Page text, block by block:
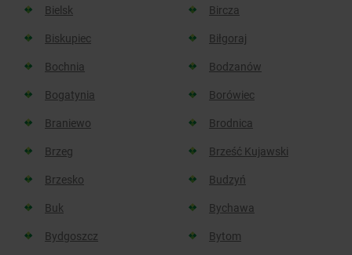
Bielsk
Bircza
Biskupiec
Biłgoraj
Bochnia
Bodzanów
Bogatynia
Borówiec
Braniewo
Brodnica
Brzeg
Brześć Kujawski
Brzesko
Budzyń
Buk
Bychawa
Bydgoszcz
Bytom